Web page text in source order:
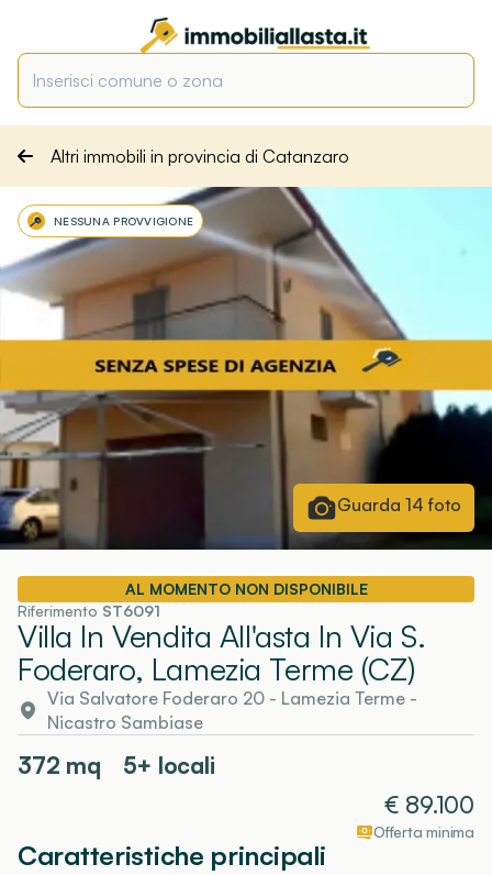
Altri immobili in provincia di Catanzaro
Guarda 14 foto
NESSUNA PROVVIGIONE
AL MOMENTO NON DISPONIBILE
Riferimento ST6091
Villa In Vendita All'asta In Via S.
Foderaro, Lamezia Terme (CZ)
Via Salvatore Foderaro 20 - Lamezia Terme -
Nicastro Sambiase
372 mq
5+ locali
€ 89.100
Offerta minima
Caratteristiche principali